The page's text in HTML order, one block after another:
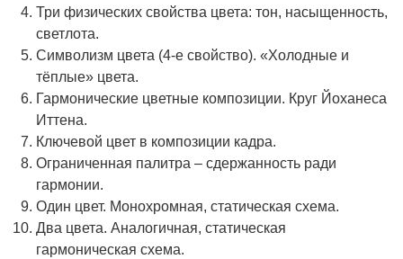
Три физических свойства цвета: тон, насыщенность,
светлота.
Символизм цвета (4-е свойство). «Холодные и
тёплые» цвета.
Гармонические цветные композиции. Круг Йоханеса
Иттена.
Ключевой цвет в композиции кадра.
Ограниченная палитра – сдержанность ради
гармонии.
Один цвет. Монохромная, статическая схема.
Два цвета. Аналогичная, статическая
гармоническая схема.